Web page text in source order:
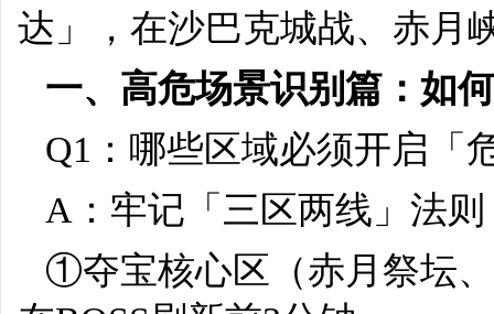
达」，在沙巴克城战、赤月
一、高危场景识别篇：如
Q1：哪些区域必须开启「
A：牢记「三区两线」法则
①夺宝核心区（赤月祭坛